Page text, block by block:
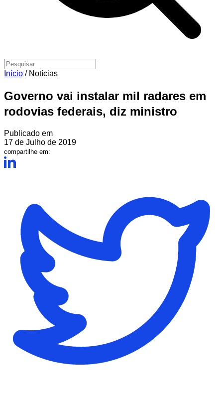
Início / Notícias
Governo vai instalar mil radares em
rodovias federais, diz ministro
Publicado em
17 de Julho de 2019
compartilhe em: